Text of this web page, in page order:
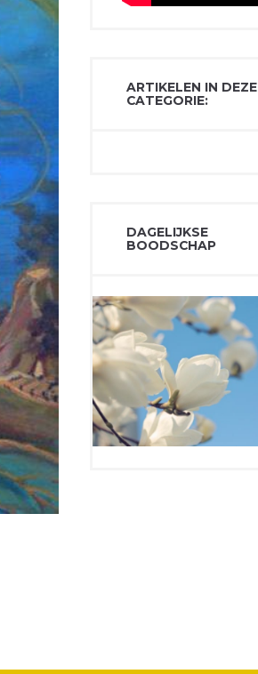
ARTIKELEN IN DEZE
CATEGORIE:
DAGELIJKSE
BOODSCHAP